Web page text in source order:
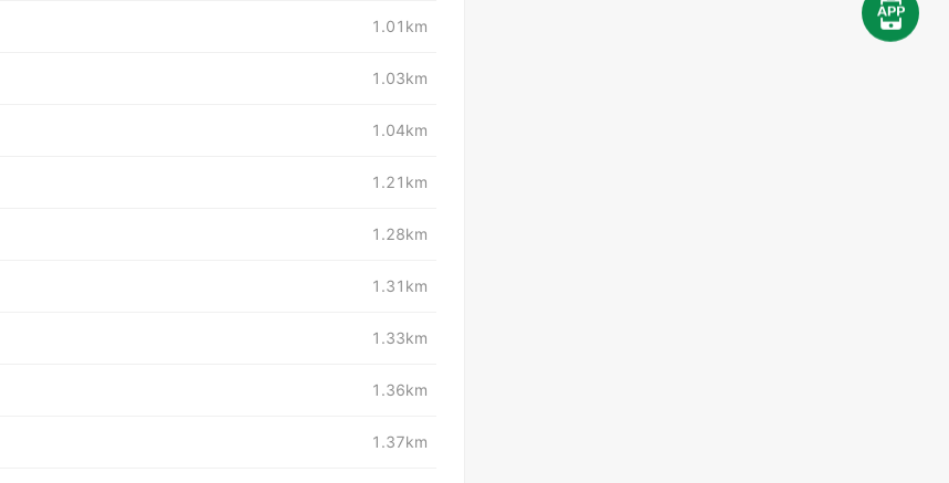
1.01km
1.03km
1.04km
1.21km
1.28km
1.31km
1.33km
1.36km
1.37km